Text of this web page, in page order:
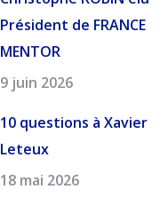
Président de FRANCE
MENTOR
9 juin 2026
10 questions à Xavier
Leteux
18 mai 2026